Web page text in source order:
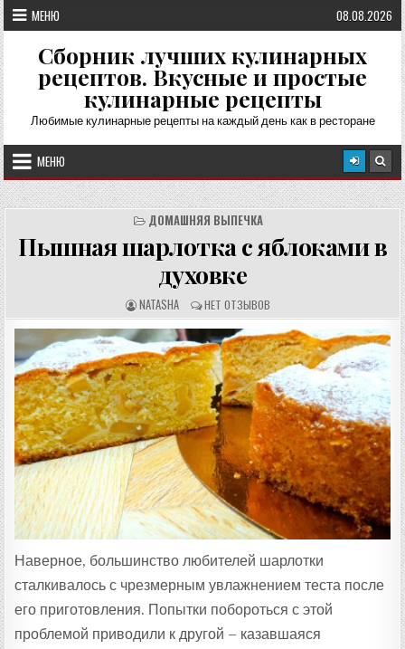
Перейти
к
содержимому
МЕНЮ 08.08.2026
Сборник лучших кулинарных
рецептов. Вкусные и простые
кулинарные рецепты
Любимые кулинарные рецепты на каждый день как в ресторане
МЕНЮ
ДОМАШНЯЯ ВЫПЕЧКА
Пышная шарлотка с яблоками в
духовке
А
В
Т
О
Р
Р
Е
Ц
Е
П
Т
А
:
NATASHA О
Т
З
Ы
В
Ы
:
НЕТ ОТЗЫВОВ
Наверное, большинство любителей шарлотки
сталкивалось с чрезмерным увлажнением теста после
его приготовления. Попытки побороться с этой
проблемой приводили к другой – казавшаяся